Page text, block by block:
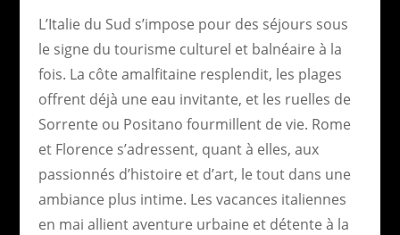
L’Italie du Sud s’impose pour des séjours sous
le signe du tourisme culturel et balnéaire à la
fois. La côte amalfitaine resplendit, les plages
offrent déjà une eau invitante, et les ruelles de
Sorrente ou Positano fourmillent de vie. Rome
et Florence s’adressent, quant à elles, aux
passionnés d’histoire et d’art, le tout dans une
ambiance plus intime. Les vacances italiennes
en mai allient aventure urbaine et détente à la